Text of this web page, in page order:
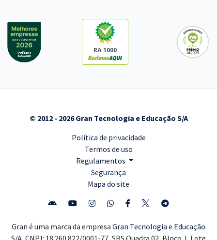
RA 1000
© 2012 - 2026 Gran Tecnologia e Educação S/A
Política de privacidade
Termos de uso
Regulamentos
Segurança
Mapa do site
Gran é uma marca da empresa Gran Tecnologia e Educação
S/A, CNPJ: 18.260.822/0001-77, SBS Quadra 02, Bloco J, Lote